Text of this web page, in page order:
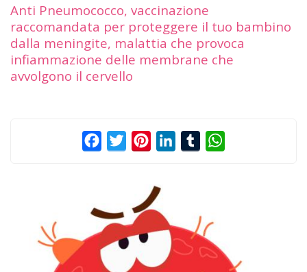
Anti Pneumococco, vaccinazione
raccomandata per proteggere il tuo bambino
dalla meningite, malattia che provoca
infiammazione delle membrane che
avvolgono il cervello
FacebookTwitterPinterestLinkedInTumblr